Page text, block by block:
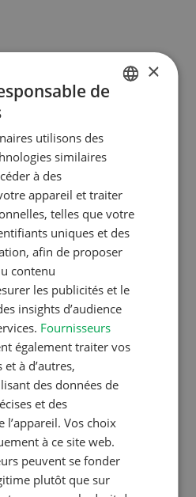
permanent sans
avec efficience
cultures et aussi
»
objectifs
durables
×
de
utilisons des
similaires
à des
appareil et traiter
telles que votre
uniques et des
afin de proposer
contenu
les publicités et le
insights d’audience
Fournisseurs
également traiter vos
à d’autres,
des données de
et des
l’appareil. Vos choix
à ce site web.
peuvent se fonder
plutôt que sur